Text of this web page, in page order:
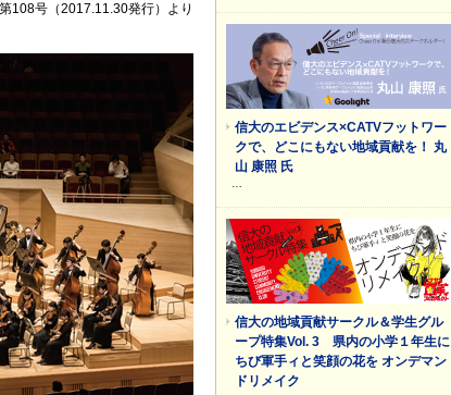
108号（2017.11.30発行）より
信大のエビデンス×CATVフットワー
クで、どこにもない地域貢献を！ 丸
山 康照 氏
信大の地域貢献サークル＆学生グル
ープ特集Vol. 3 県内の小学１年生に
ちび軍手ィと笑顔の花を オンデマン
ドリメイク